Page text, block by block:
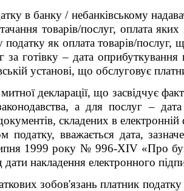
в банку / небанківському
товарів/послуг, оплата яких
як оплата товарів/послуг,
готівку ‒ дата оприбуткування
установі, що обслуговує
декларації, що засвідчує
а для послуг ‒
складених в
податку, вважається дата,
1999 року № 996-XIV «Про
накладення електронного
зобов'язань платник податку